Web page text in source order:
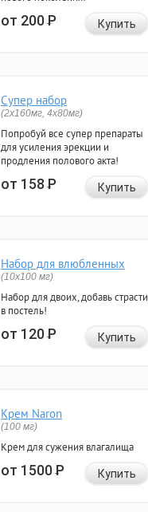
от 200Р Купить
Супер набор
(2х160мг, 4х80мг)
Попробуй все супер препараты
для усиления эрекции и
продления полового акта!
от 158Р Купить
Набор для влюбленных
(10х100 мг)
Набор для двоих, добавь страсти
в постель!
от 120Р Купить
Крем Naron
(100 мг)
Крем для сужения влагалища
от 1500Р Купить